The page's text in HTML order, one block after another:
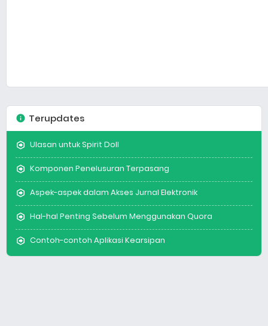
Terupdates
Ulasan untuk Spirit Doll
Komponen Penelusuran Terpasang
Aspek-aspek dalam Akses Jurnal Elektronik
Hal-hal Penting Sebelum Menggunakan Quora
Contoh-contoh Aplikasi Kearsipan